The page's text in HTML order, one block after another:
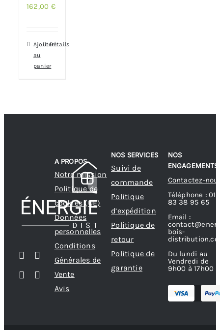
162,00 €
Ajouter
au
panier
Détails
A PROPOS
Notre mission
Politique de
cookies (UE)
Données
personnelles
Conditions
Générales de
Vente
Avis
NOS SERVICES
Suivi de
commande
Politique
d’expédition
Politique de
retour
Politique de
garantie
NOS
ENGAGEMENTS
Contactez-
Téléphone : 01
83 38 95 65
Email :
bois-
Du lundi au
Vendredi de
9h00 à 17h00